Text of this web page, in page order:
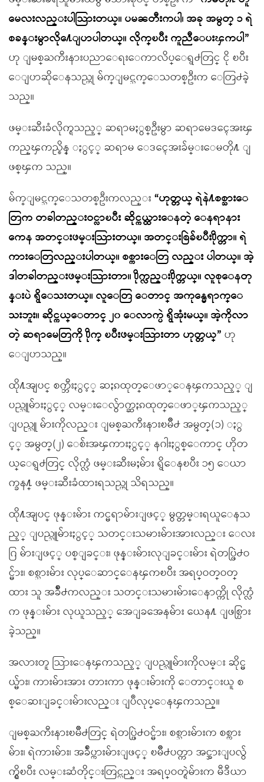
မေလးလည္းပါသြားတယ္။ ပမၼတီးကပါ၊ အခု အမွတ္ ၁ ရဲ
စခန္းမွာလို႔ေျပာပါတယ္။ လိုက္ၿပီး ကူညီေပးၾကပါ”
ဟု ျမစ္ႀကီးနားပညာေရးေကာလိပ္ေရွ႕တြင္ ငို ၿပီး
ေျပာဆိုေနသည္ဟု မ်က္ျမင္သက္ေသတစ္ဦးက ေတြ႕ခဲ့
သည္။
ဖမ္းဆီးခံလိုက္ရသည့္ ဆရာမႏွစ္ဦးမွာ ဆရာမေဒၚေအးၾ
ကည္ၾကည္စိန္ ႏွင့္ ဆရာမ ေဒၚေအးခ်မ္းေမတို႔ ျ
ဖစ္ၾက သည္။
မ်က္ျမင္သက္ေသတစ္ဦးကလည္း “ဟုတ္တယ္ ရဲနဲ႔စစ္သားေ
တြက တခါတည္းဝင္လာၿပီး ဆိုင္ကယ္ထားေနတဲ့ ေနရာနား
ကေန အတင္းဖမ္းသြားတယ္။ အတင္းစြဲခ်ၿပီး႐ိုက္တာ။ ရဲ
ကားေတြလည္းပါတယ္။ စစ္ကားေတြ လည္း ပါတယ္။ အဲ့
ဒါတခါတည္းဖမ္းသြားတာ။ ႐ိုက္လည္း႐ိုက္တယ္။ လူစုေနတု
န္းပဲ ရွိေသးတယ္။ လူေတြ ေတာင္ အကုန္မေရာက္ေ
သးဘူး။ ဆိုင္ကယ္ေတာင္ ၂၀ ေလာက္ပဲ ရွိအုံးမယ္။ အဲ့ကိုလာ
တဲ့ ဆရာမေတြကို ႐ိုက္ ၿပီးဖမ္းသြားတာ ဟုတ္တယ္” ဟု
ေျပာသည္။
ထို႔အျပင္ စက္ဘီးႏွင့္ ဆႏၵထုတ္ေဖာ္ေနၾကသည့္ ျ
ပည္သူမ်ားႏွင့္ လမ္းေလွ်ာက္ဆႏၵထုတ္ေဖာ္ၾကသည့္
ျပည္သူ မ်ားကိုလည္း ျမစ္ႀကီးနားၿမိဳ႕ အမွတ္(၁) ႏွ
င့္ အမွတ္(၂) ေစ်းအၾကားႏွင့္ နဂါးႏွစ္ေကာင္ ဟိုတ
ယ္ေရွ႕တြင္ လိုက္လံ ဖမ္းဆီးမႈမ်ား ရွိေနၿပီး ၁၅ ေယာ
က္ခန႔္ ဖမ္းဆီးခံထားရသည္ဟု သိရသည္။
ထို႔အျပင္ ဖုန္းမ်ား ကင္မရာမ်ားျဖင့္ မွတ္တမ္းရယူေနသ
ည့္ ျပည္သူမ်ားႏွင့္ သတင္းသမားမ်ားအားလည္း ေလး
ဂြ မ်ားျဖင့္ ပစ္ျခင္း၊ ဖုန္းမ်ားလုျခင္းမ်ား ရဲတပ္ဖြဲ႕ဝ
င္မ်ား၊ စစ္သားမ်ား လုပ္ေဆာင္ေနၾကၿပီး အရပ္ဝတ္ဝတ္
ထား သူ အခ်ိဳ႕ကလည္း သတင္းသမားမ်ားေနာက္ကို လိုက္လံ
က ဖုန္းမ်ား လုယူသည့္ အေျခအေနမ်ား ယေန႔ ျဖစ္ပြား
ခဲ့သည္။
အလားတူ သြားေနၾကသည့္ ျပည္သူမ်ားကိုလမ္း ဆိုင္မ
ယ္မ်ား၊ ကားမ်ားအား တားကာ ဖုန္းမ်ားကို ေတာင္းယူ စ
စ္ေဆးျခင္းမ်ားလည္း ျပဳလုပ္ေနၾကသည္။
ျမစ္ႀကီးနားၿမိဳ႕တြင္ ရဲတပ္ဖြဲ႕ဝင္မ်ား၊ စစ္သားမ်ားက စစ္ကား
မ်ား၊ ရဲကားမ်ား၊ အခ်ဳပ္ကားမ်ားျဖင့္ ၿမိဳ႕ပတ္ကာ အင္အားျပလွ်
က္ရွိၿပီး လမ္းဆံတိုင္းတြင္လည္း အရပ္ဝတ္ရဲမ်ားက မီဒီယာ